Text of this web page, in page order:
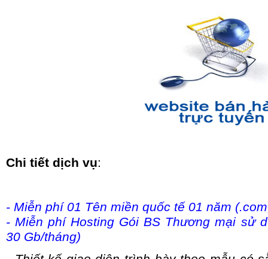
Chi tiết dịch vụ:
- Miễn phí 01 Tên miền quốc tế 01 năm
- Miễn phí Hosting Gói BS Thương mại sử
30 Gb/tháng)